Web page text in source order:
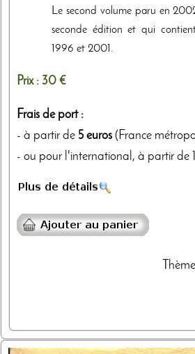
Le second volume paru en
seconde édition et qui
1996 et 2001.
Prix : 30 €
Frais de port :
- à partir de 5 euros (France
- ou pour l'international, à partir de